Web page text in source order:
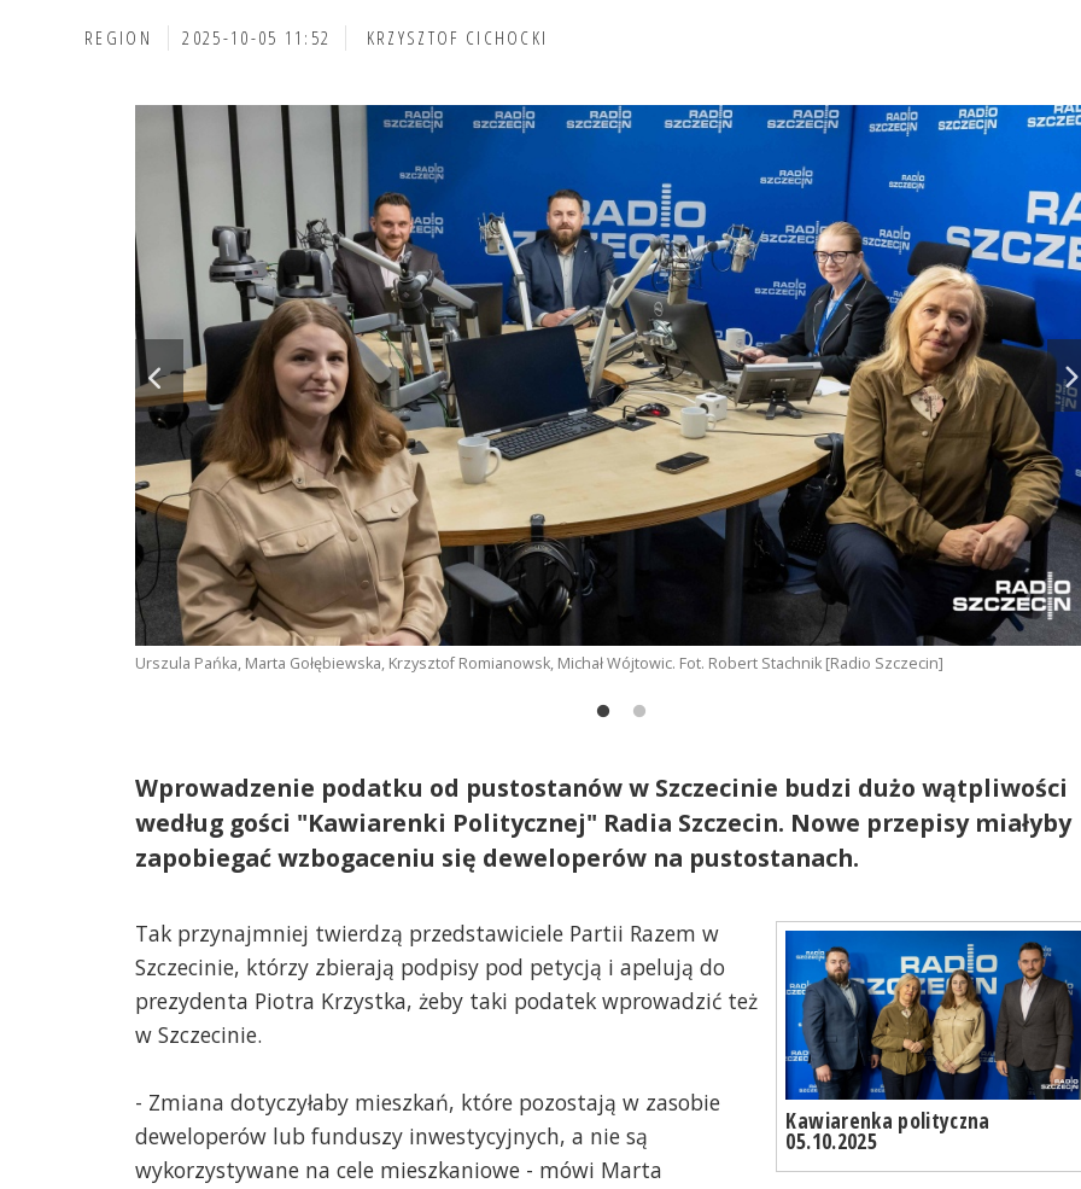
REGION 2025-10-05 11:52 KRZYSZTOF CICHOCKI
Urszula Pańka, Marta Gołębiewska, Krzysztof Romianowsk, Michał Wójtowic. Fot. Robert Stachnik [Radio Szczecin]
Wprowadzenie podatku od pustostanów w Szczecinie budzi dużo wątpliwości
według gości "Kawiarenki Politycznej" Radia Szczecin. Nowe przepisy miałyby
zapobiegać wzbogaceniu się deweloperów na pustostanach.
Kawiarenka polityczna
05.10.2025
Tak przynajmniej twierdzą przedstawiciele Partii Razem w
Szczecinie, którzy zbierają podpisy pod petycją i apelują do
prezydenta Piotra Krzystka, żeby taki podatek wprowadzić też
w Szczecinie.
- Zmiana dotyczyłaby mieszkań, które pozostają w zasobie
deweloperów lub funduszy inwestycyjnych, a nie są
wykorzystywane na cele mieszkaniowe - mówi Marta